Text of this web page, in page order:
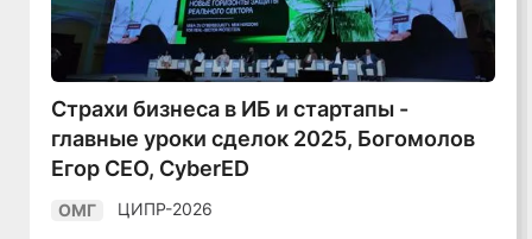
Страхи бизнеса в ИБ и стартапы -
главные уроки сделок 2025, Богомолов
Егор CEO, CyberED
ОМГ ЦИПР-2026